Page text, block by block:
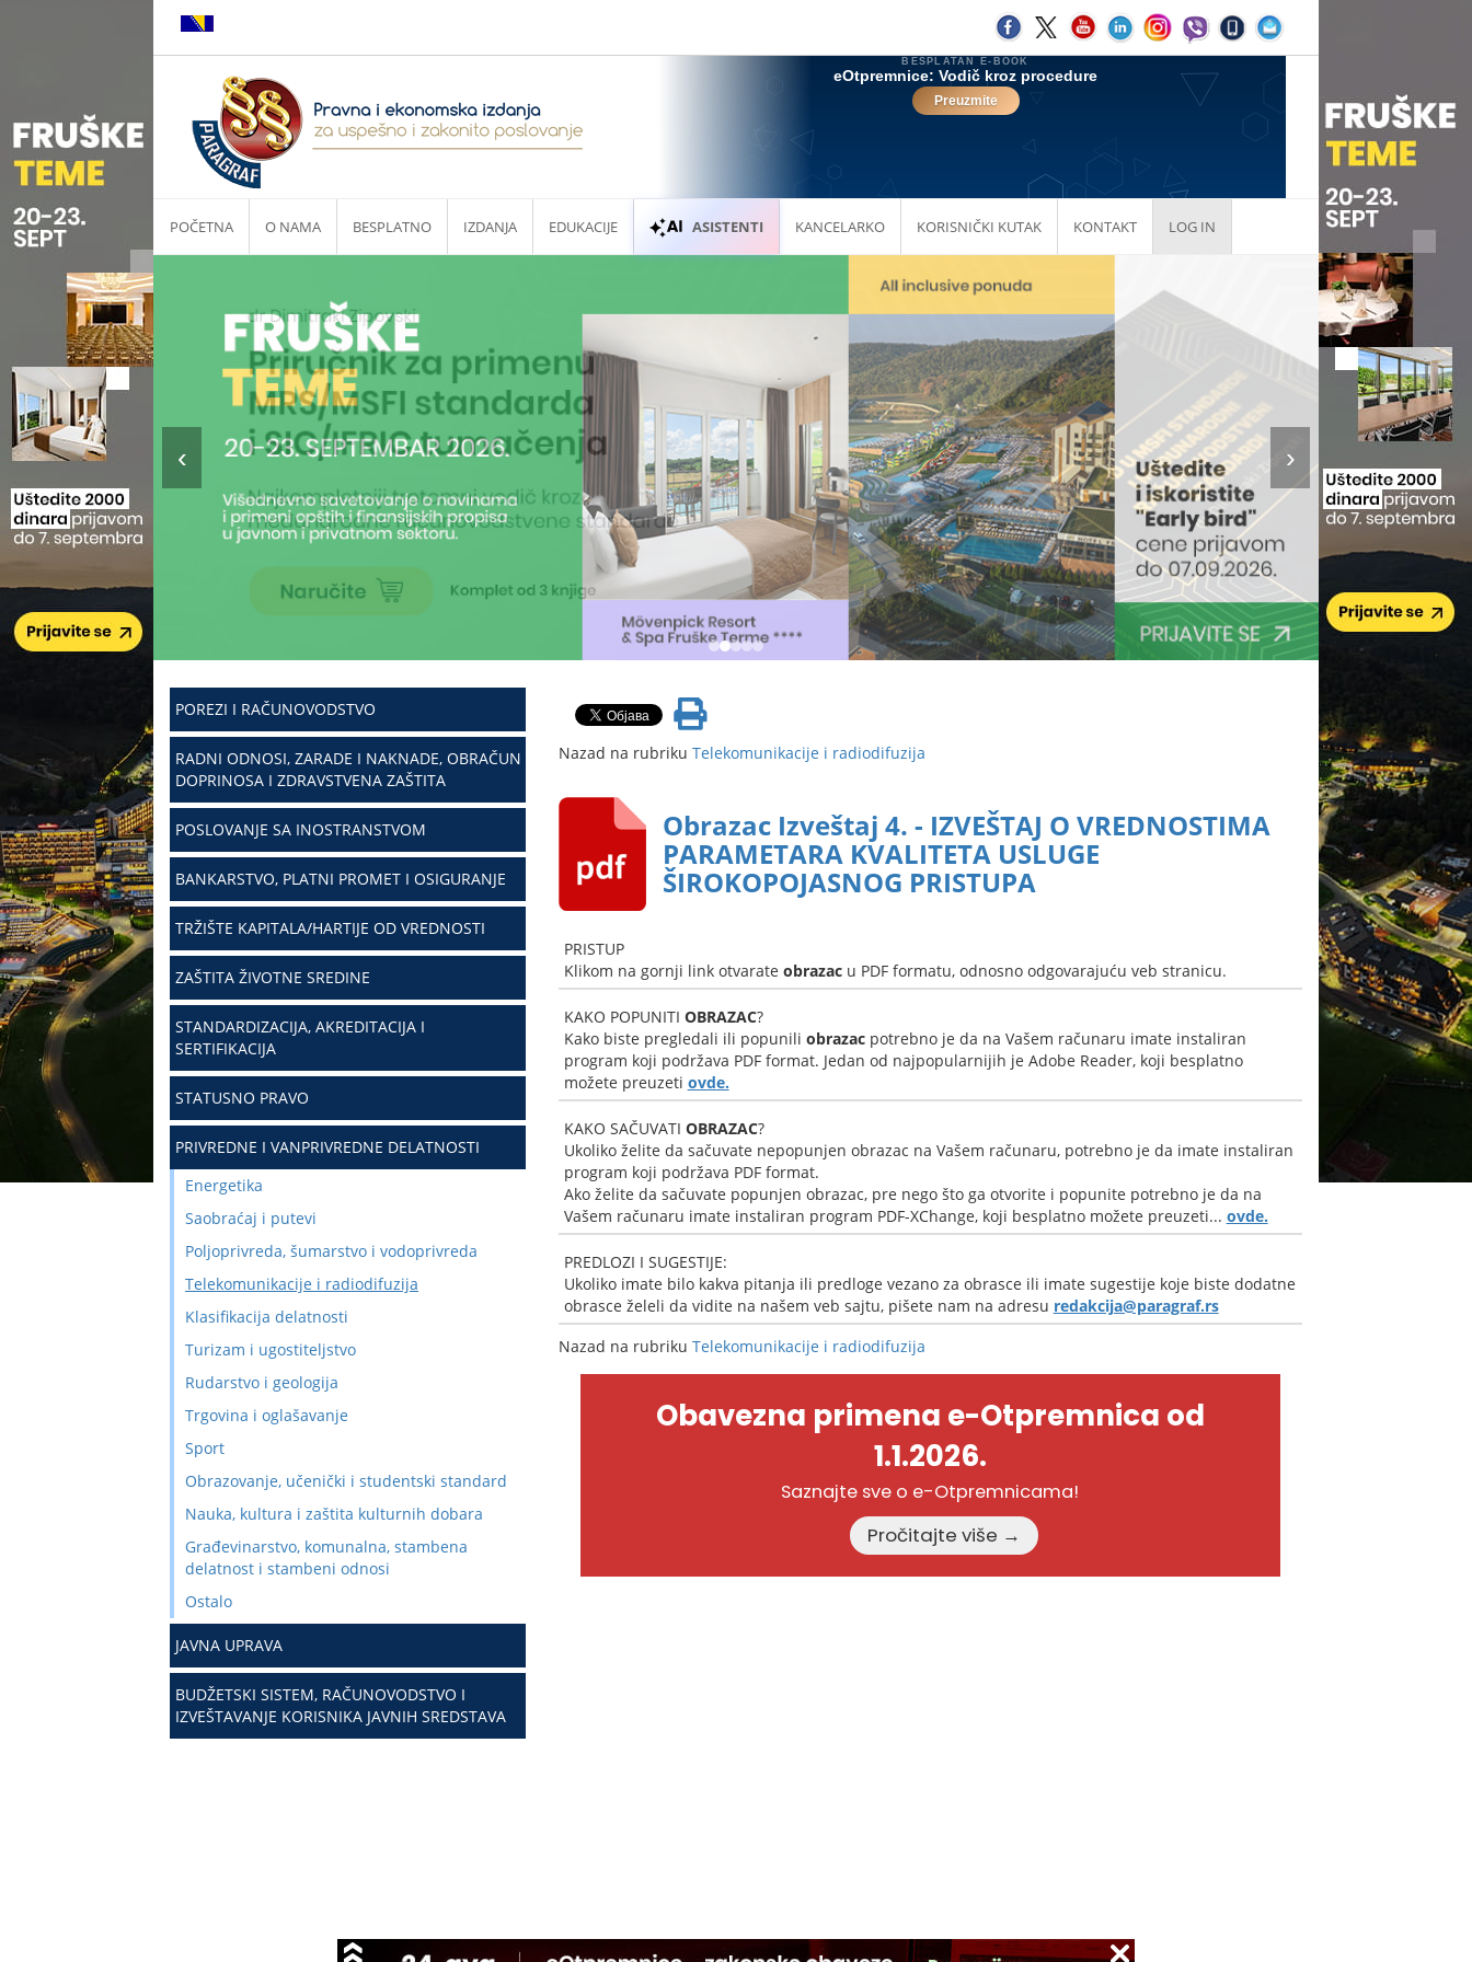
POČETNA O NAMA BESPLATNO IZDANJA EDUKACIJE ASISTENTI KANCELARKO KORISNIČKI KUTAK KONTAKT LOG IN
POREZI I RAČUNOVODSTVO
RADNI ODNOSI, ZARADE I NAKNADE, OBRAČUN
DOPRINOSA I ZDRAVSTVENA ZAŠTITA
POSLOVANJE SA INOSTRANSTVOM
BANKARSTVO, PLATNI PROMET I OSIGURANJE
TRŽIŠTE KAPITALA/HARTIJE OD VREDNOSTI
ZAŠTITA ŽIVOTNE SREDINE
STANDARDIZACIJA, AKREDITACIJA I
SERTIFIKACIJA
STATUSNO PRAVO
PRIVREDNE I VANPRIVREDNE DELATNOSTI
Energetika
Saobraćaj i putevi
Poljoprivreda, šumarstvo i vodoprivreda
Telekomunikacije i radiodifuzija
Klasifikacija delatnosti
Turizam i ugostiteljstvo
Rudarstvo i geologija
Trgovina i oglašavanje
Sport
Obrazovanje, učenički i studentski standard
Nauka, kultura i zaštita kulturnih dobara
Građevinarstvo, komunalna, stambena
delatnost i stambeni odnosi
Ostalo
JAVNA UPRAVA
BUDŽETSKI SISTEM, RAČUNOVODSTVO I
IZVEŠTAVANJE KORISNIKA JAVNIH SREDSTAVA
Nazad na rubriku Telekomunikacije i radiodifuzija
Obrazac Izveštaj 4. - IZVEŠTAJ O VREDNOSTIMA
PARAMETARA KVALITETA USLUGE
ŠIROKOPOJASNOG PRISTUPA
PRISTUP
Klikom na gornji link otvarate obrazacu PDF formatu, odnosno odgovarajuću veb stranicu.
KAKO POPUNITI OBRAZAC?
Kako biste pregledali ili popunili obrazacpotrebno je da na Vašem računaru imate instaliran
program koji podržava PDF format. Jedan od najpopularnijih je Adobe Reader, koji besplatno
možete preuzeti ovde.
KAKO SAČUVATI OBRAZAC?
Ukoliko želite da sačuvate nepopunjen obrazac na Vašem računaru, potrebno je da imate instaliran
program koji podržava PDF format.
Ako želite da sačuvate popunjen obrazac, pre nego što ga otvorite i popunite potrebno je da na
Vašem računaru imate instaliran program PDF-XChange, koji besplatno možete preuzeti... ovde.
PREDLOZI I SUGESTIJE:
Ukoliko imate bilo kakva pitanja ili predloge vezano za obrasce ili imate sugestije koje biste dodatne
obrasce želeli da vidite na našem veb sajtu, pišete nam na adresu redakcija@paragraf.rs
Nazad na rubriku Telekomunikacije i radiodifuzija
Obavezna primena e-Otpremnica od
1.1.2026.
Saznajte sve o e-Otpremnicama!
Pročitajte više →